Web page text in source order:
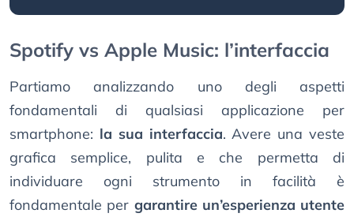
Spotify vs Apple Music: l’interfaccia
Partiamo analizzando uno degli aspetti
fondamentali di qualsiasi applicazione per
smartphone: la sua interfaccia. Avere una veste
grafica semplice, pulita e che permetta di
individuare ogni strumento in facilità è
fondamentale per garantire un’esperienza utente